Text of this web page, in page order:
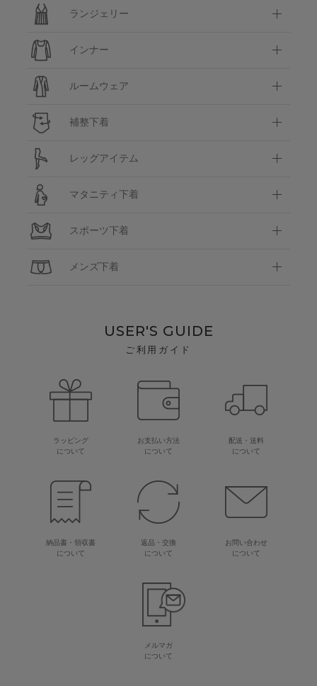
ランジェリー
インナー
ルームウェア
補整下着
レッグアイテム
マタニティ下着
スポーツ下着
メンズ下着
USER'S GUIDE
ご利用ガイド
ラッピング
について
お支払い方法
について
配送・送料
について
納品書・領収書
について
返品・交換
について
お問い合わせ
について
メルマガ
について